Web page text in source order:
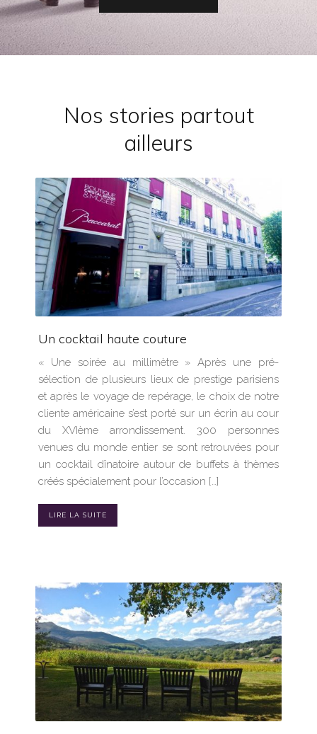
Nos stories partout
ailleurs
Un cocktail haute couture
« Une soirée au millimètre » Après une pré-
sélection de plusieurs lieux de prestige parisiens
et après le voyage de repérage, le choix de notre
cliente américaine s’est porté sur un écrin au cour
du XVIème arrondissement. 300 personnes
venues du monde entier se sont retrouvées pour
un cocktail dînatoire autour de buffets à thèmes
créés spécialement pour l’occasion […]
LIRE LA SUITE